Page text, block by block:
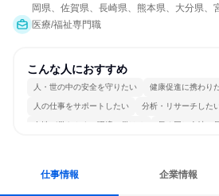
岡県、佐賀県、長崎県、熊本県、大分県、
医療/福祉専門職
こんな人におすすめ
人・世の中の安全を守りたい 健康促進に携わり
人の仕事をサポートしたい 分析・リサーチした
女性が働きやすい環境で働ける 長く同じ会社に
仕事情報 企業情報